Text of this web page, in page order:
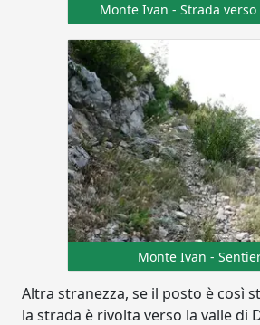
Monte Ivan - Strada
Monte Ivan -
Altra stranezza, se il posto è così
la strada è rivolta verso la valle di